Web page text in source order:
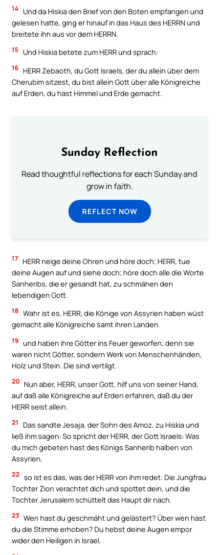
14 Und da Hiskia den Brief von den Boten empfangen und
gelesen hatte, ging er hinauf in das Haus des HERRN und
breitete ihn aus vor dem HERRN.
15 Und Hiskia betete zum HERR und sprach:
16 HERR Zebaoth, du Gott Israels, der du allein über dem
Cherubim sitzest, du bist allein Gott über alle Königreiche
auf Erden, du hast Himmel und Erde gemacht.
Sunday Reflection
Read thoughtful reflections for each Sunday and
grow in faith.
REFLECT NOW
17 HERR neige deine Ohren und höre doch; HERR, tue
deine Augen auf und siehe doch; höre doch alle die Worte
Sanheribs, die er gesandt hat, zu schmähen den
lebendigen Gott.
18 Wahr ist es, HERR, die Könige von Assyrien haben wüst
gemacht alle Königreiche samt ihren Landen
19 und haben ihre Götter ins Feuer geworfen; denn sie
waren nicht Götter, sondern Werk von Menschenhänden,
Holz und Stein. Die sind vertilgt.
20 Nun aber, HERR, unser Gott, hilf uns von seiner Hand,
auf daß alle Königreiche auf Erden erfahren, daß du der
HERR seist allein.
21
Das sandte Jesaja, der Sohn des Amoz, zu Hiskia und
ließ ihm sagen: So spricht der HERR, der Gott Israels: Was
du mich gebeten hast des Königs Sanherib halben von
Assyrien,
22 so ist es das, was der HERR von ihm redet: Die Jungfrau
Tochter Zion verachtet dich und spottet dein, und die
Tochter Jerusalem schüttelt das Haupt dir nach.
23 Wen hast du geschmäht und gelästert? Über wen hast
du die Stimme erhoben? Du hebst deine Augen empor
wider den Heiligen in Israel.